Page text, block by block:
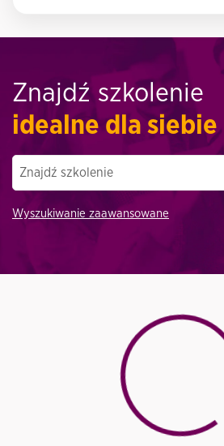
Znajdź szkolenie
idealne dla siebie
Znajdź szkolenie
Wyszukiwanie zaawansowane
Loading...